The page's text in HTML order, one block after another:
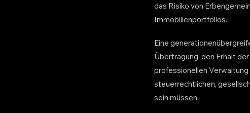
das Risiko von
Immobilienportfolios.
Eine
Übertragung, den Erhalt
professionellen
steuerrechtlichen,
sein müssen.